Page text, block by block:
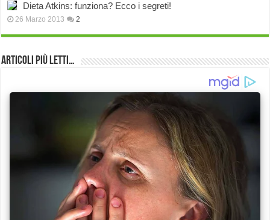
Dieta Atkins: funziona? Ecco i segreti!
26 Marzo 2013 2
Articoli più Letti…